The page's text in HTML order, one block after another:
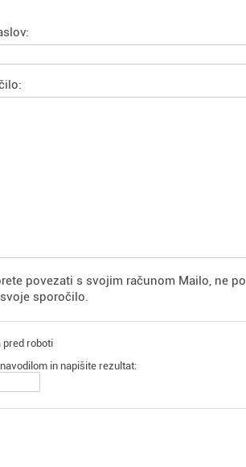
povezati s svojim računom Mailo, ne
sporočilo.
pred roboti
in napišite rezultat: